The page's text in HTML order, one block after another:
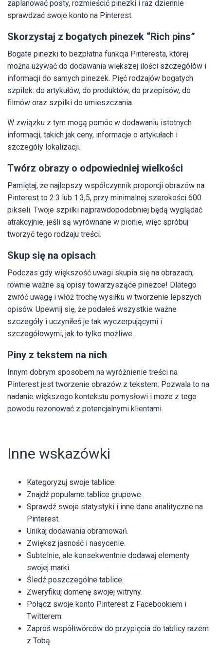
zaplanować posty, rozmieścić pinezki i raz dziennie
sprawdzać swoje konto na Pinterest.
Skorzystaj z bogatych pinezek “Rich pins”
Bogate pinezki to bezpłatna funkcja Pinteresta, której
można używać do dodawania większej ilości szczegółów i
informacji do samych pinezek. Pięć rodzajów bogatych
szpilek: do artykułów, do produktów, do przepisów, do
filmów oraz szpilki do umieszczania.
W związku z tym mogą pomóc w dodawaniu istotnych
informacji, takich jak ceny, informacje o artykułach i
szczegóły lokalizacji.
Twórz obrazy o odpowiedniej wielkości
Pamiętaj, że najlepszy współczynnik proporcji obrazów na
Pinterest to 2:3 lub 1:3,5, przy minimalnej szerokości 600
pikseli. Twoje szpilki najprawdopodobniej będą wyglądać
atrakcyjnie, jeśli są wyrównane w pionie, więc spróbuj
tworzyć tego rodzaju treści.
Skup się na opisach
Podczas gdy większość uwagi skupia się na obrazach,
równie ważne są opisy towarzyszące pinezce! Dlatego
zwróć uwagę i włóż trochę wysiłku w tworzenie lepszych
opisów. Upewnij się, że podałeś wszystkie ważne
szczegóły i uczyniłeś je tak wyczerpującymi i
szczegółowymi, jak to tylko możliwe.
Piny z tekstem na nich
Innym dobrym sposobem na wyróżnienie treści na
Pinterest jest tworzenie obrazów z tekstem. Pozwala to na
nadanie większego kontekstu pomysłowi i może z tego
powodu rezonować z potencjalnymi klientami.
Inne wskazówki
Kategoryzuj swoje tablice.
Znajdź popularne tablice grupowe.
Sprawdź swoje statystyki i inne dane analityczne na
Pinterest.
Unikaj dodawania obramowań.
Zwiększ jasność i nasycenie.
Subtelnie, ale konsekwentnie dodawaj elementy
swojej marki.
Śledź poszczególne tablice.
Zweryfikuj domenę swojej witryny.
Połącz swoje konto Pinterest z Facebookiem i
Twitterem.
Zaproś współtwórców do przypięcia do tablicy razem
z Tobą.